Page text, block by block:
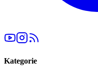
Kategorie